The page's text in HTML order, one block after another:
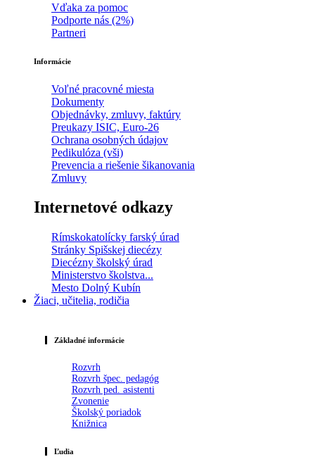
Vďaka za pomoc
Podporte nás (2%)
Partneri
Informácie
Voľné pracovné miesta
Dokumenty
Objednávky, zmluvy, faktúry
Preukazy ISIC, Euro-26
Ochrana osobných údajov
Pedikulóza (vši)
Prevencia a riešenie šikanovania
Zmluvy
Internetové odkazy
Rímskokatolícky farský úrad
Stránky Spišskej diecézy
Diecézny školský úrad
Ministerstvo školstva...
Mesto Dolný Kubín
Žiaci, učitelia, rodičia
Základné informácie
Rozvrh
Rozvrh špec. pedagóg
Rozvrh ped. asistenti
Zvonenie
Školský poriadok
Knižnica
Ľudia